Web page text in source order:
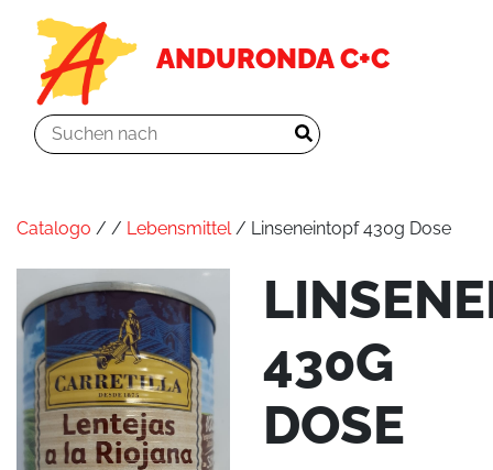
ANDURONDA C+C
Catalogo / / Lebensmittel/ Linseneintopf 430g Dose
430G
DOSE